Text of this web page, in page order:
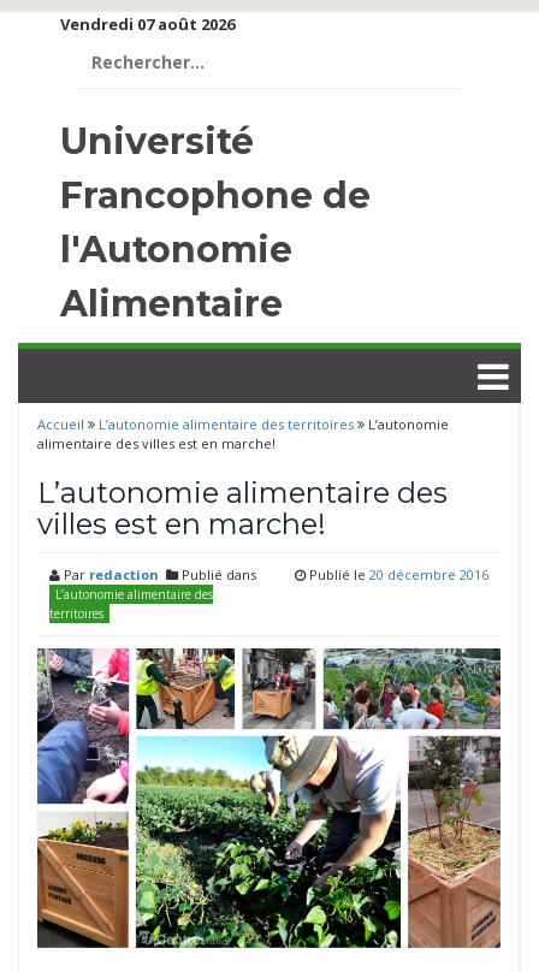
Vendredi 07 août 2026
Université
Francophone de
l'Autonomie
Alimentaire
Accueil L’autonomie alimentaire des territoires
L’autonomie
alimentaire des villes est en marche!
L’autonomie alimentaire des
villes est en marche!
Par redaction Publié dans
L’autonomie alimentaire des
territoires
Publié le 20 décembre 2016